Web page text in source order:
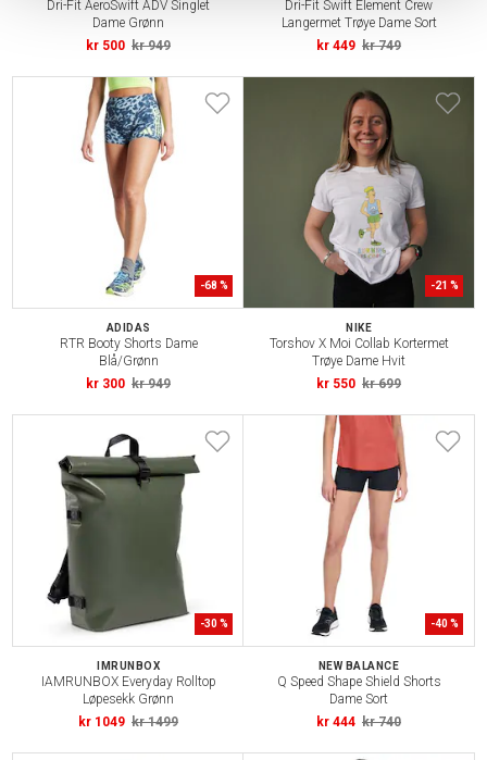
Dri-Fit AeroSwift ADV Singlet
Dame Grønn
kr 500 kr 949
Dri-Fit Swift Element Crew
Langermet Trøye Dame Sort
kr 449 kr 749
-68 %
ADIDAS
RTR Booty Shorts Dame
Blå/Grønn
kr 300 kr 949
-21 %
NIKE
Torshov X Moi Collab Kortermet
Trøye Dame Hvit
kr 550 kr 699
-30 %
IMRUNBOX
IAMRUNBOX Everyday Rolltop
Løpesekk Grønn
kr 1049 kr 1499
-40 %
NEW BALANCE
Q Speed Shape Shield Shorts
Dame Sort
kr 444 kr 740